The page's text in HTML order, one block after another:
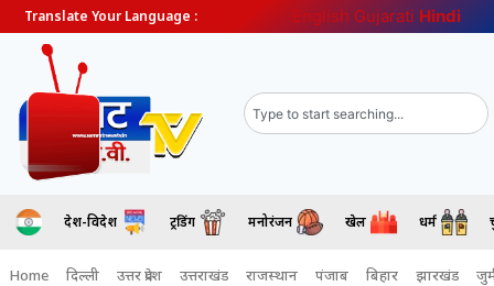
Translate Your Language : English Gujarati Hindi
देश-विदेश ट्रेंडिंग मनोरंजन खेल धर्म
Home दिल्ली उत्तर प्रदेश उत्तराखंड राजस्थान पंजाब बिहार झारखंड